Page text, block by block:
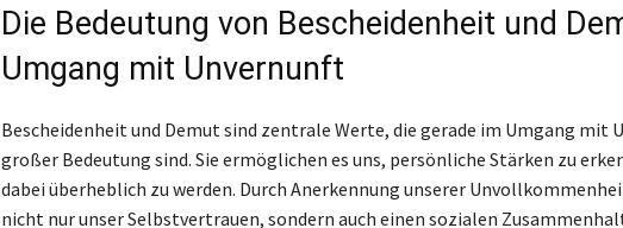
Die Bedeutung von Bescheidenheit und
Umgang mit Unvernunft
Bescheidenheit und Demut sind zentrale Werte, die gerade im Umgang mit
großer Bedeutung sind. Sie ermöglichen es uns, persönliche Stärken zu
dabei überheblich zu werden. Durch Anerkennung unserer
nicht nur unser Selbstvertrauen, sondern auch einen sozialen